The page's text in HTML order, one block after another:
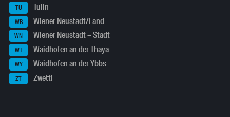
TU Tulln
WB Wiener Neustadt/Land
WN Wiener Neustadt – Stadt
WT Waidhofen an der Thaya
WY Waidhofen an der Ybbs
ZT Zwettl